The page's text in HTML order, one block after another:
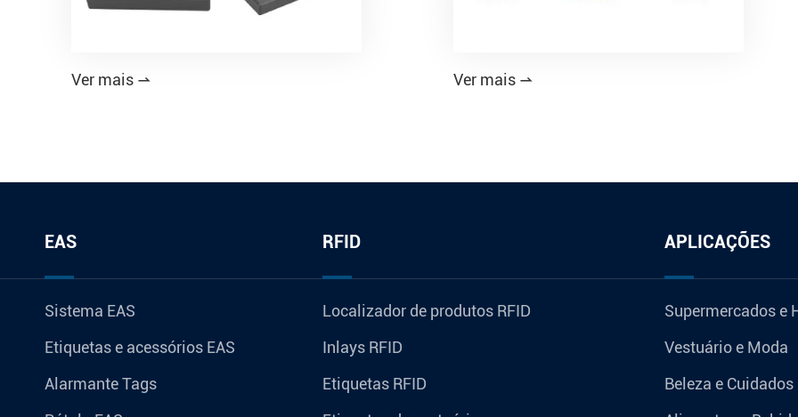
Ver mais  Ver mais 
EAS
Sistema EAS
Etiquetas e acessórios EAS
Alarmante Tags
RFID
Localizador de produtos RFID
Inlays RFID
Etiquetas RFID
APLICAÇÕES
Supermercados e
Vestuário e Moda
Beleza e